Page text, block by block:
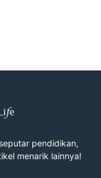
pendidikan,
menarik lainnya!